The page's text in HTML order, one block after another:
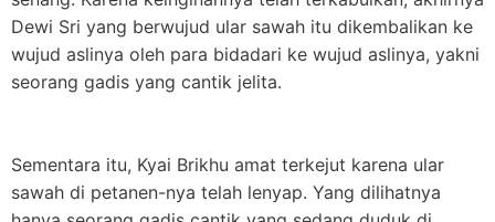
Dewi Sri yang berwujud ular sawah itu dikembalikan ke
wujud aslinya oleh para bidadari ke wujud aslinya, yakni
seorang gadis yang cantik jelita.
Sementara itu, Kyai Brikhu amat terkejut karena ular
sawah di petanen-nya telah lenyap. Yang dilihatnya